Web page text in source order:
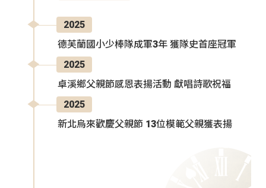
2025
德芙蘭國小少棒隊成軍3年 獲隊史首座冠軍
2025
卓溪鄉父親節感恩表揚活動 獻唱詩歌祝福
2025
新北烏來歡慶父親節 13位模範父親獲表揚